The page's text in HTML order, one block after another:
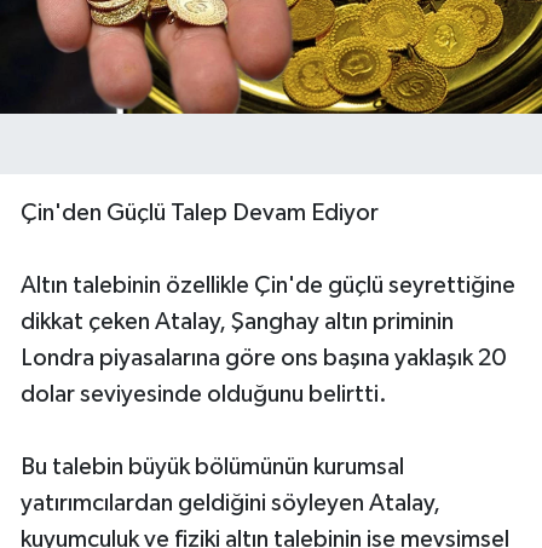
Çin'den Güçlü Talep Devam Ediyor
Altın talebinin özellikle Çin'de güçlü seyrettiğine
dikkat çeken Atalay, Şanghay altın priminin
Londra piyasalarına göre ons başına yaklaşık 20
dolar seviyesinde olduğunu belirtti.
Bu talebin büyük bölümünün kurumsal
yatırımcılardan geldiğini söyleyen Atalay,
kuyumculuk ve fiziki altın talebinin ise mevsimsel